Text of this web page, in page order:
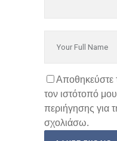
Αποθηκεύστε
τον ιστότοπό
περιήγησης για
σχολιάσω.